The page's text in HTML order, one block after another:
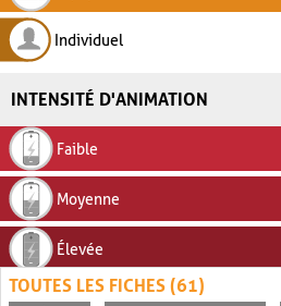
Individuel
INTENSITÉ D'ANIMATION
Faible
Moyenne
Élevée
TOUTES LES FICHES (61)